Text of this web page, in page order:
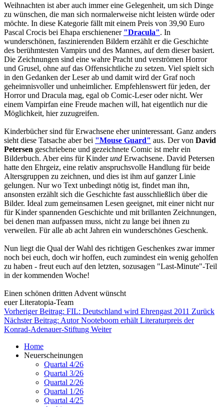
Weihnachten ist aber auch immer eine Gelegenheit, um sich Dinge
zu wünschen, die man sich normalerweise nicht leisten würde oder
möchte. In diese Kategorie fällt mit einem Preis von 39,90 Euro
Pascal Crocis bei Ehapa erschienener "Dracula". In
wunderschönen, faszinierenden Bildern erzählt er die Geschichte
des berühmtesten Vampirs und des Mannes, auf dem dieser basiert.
Die Zeichnungen sind eine wahre Pracht und verströmen Horror
und Grusel, ohne auf das Offensichtliche zu setzen. Viel spielt sich
in den Gedanken der Leser ab und damit wird der Graf noch
geheimnisvoller und unheimlicher. Empfehlenswert für jeden, der
Horror und Dracula mag, egal ob Comic-Leser oder nicht. Wer
einem Vampirfan eine Freude machen will, hat eigentlich nur die
Möglichkeit, hier zuzugreifen.
Kinderbücher sind für Erwachsene eher uninteressant. Ganz anders
sieht diese Tatsache aber bei "Mouse Guard" aus. Der von David
Petersen geschriebene und gezeichnete Comic ist mehr ein
Bilderbuch. Aber eins für Kinderund Erwachsene. David Petersen
hatte den Ehrgeiz, eine relativ anspruchsvolle Handlung für beide
Altersgruppen zu zeichnen, und dies ist ihm auf ganzer Linie
gelungen. Nur wo Text unbedingt nötig ist, findet man ihn,
ansonsten erzählt sich die Geschichte fast ausschließlich über die
Bilder. Ideal zum gemeinsamen Lesen geeignet, mit einer nicht nur
für Kinder spannenden Geschichte und mit brillanten Zeichnungen,
bei denen man aufpassen muss, nicht zu lange bei ihnen zu
verweilen. Für alle ab acht Jahren ein wunderschönes Geschenk.
Nun liegt die Qual der Wahl des richtigen Geschenkes zwar immer
noch bei euch, doch wir hoffen, euch zumindest ein wenig geholfen
zu haben - freut euch auf den letzten, sozusagen "Last-Minute"-Teil
in der kommenden Woche!
Einen schönen dritten Advent wünscht
euer Literatopia-Team
Vorheriger Beitrag: FIL: Deutschland wird Ehrengast 2011 Zurück
Nächster Beitrag: Autor Nooteboom erhält Literaturpreis der
Konrad-Adenauer-Stiftung Weiter
Home
Neuerscheinungen
Quartal 4/26
Quartal 3/26
Quartal 2/26
Quartal 1/26
Quartal 4/25